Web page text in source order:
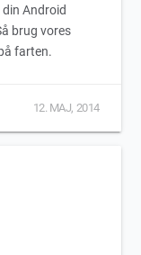
Android
brug vores
farten.
12. MAJ, 2014